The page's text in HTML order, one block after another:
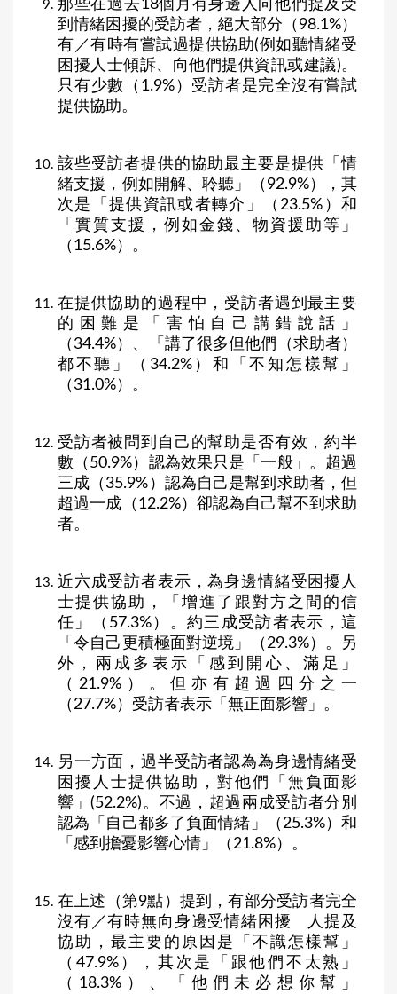
那些在過去18個月有身邊人向他們提及受
到情緒困擾的受訪者，絕大部分（98.1%）
有／有時有嘗試過提供協助(例如聽情緒受
困擾人士傾訴、向他們提供資訊或建議)。
只有少數（1.9%）受訪者是完全沒有嘗試
提供協助。
該些受訪者提供的協助最主要是提供「情
緒支援，例如開解、聆聽」（92.9%），其
次是「提供資訊或者轉介」（23.5%）和
「實質支援，例如金錢、物資援助等」
（15.6%）。
在提供協助的過程中，受訪者遇到最主要
的困難是「害怕自己講錯說話」
（34.4%）、「講了很多但他們（求助者）
都不聽」（34.2%）和「不知怎樣幫」
（31.0%）。
受訪者被問到自己的幫助是否有效，約半
數（50.9%）認為效果只是「一般」。超過
三成（35.9%）認為自己是幫到求助者，但
超過一成（12.2%）卻認為自己幫不到求助
者。
近六成受訪者表示，為身邊情緒受困擾人
士提供協助，「增進了跟對方之間的信
任」（57.3%）。約三成受訪者表示，這
「令自己更積極面對逆境」（29.3%）。另
外，兩成多表示「感到開心、滿足」
（21.9%）。但亦有超過四分之一
（27.7%）受訪者表示「無正面影響」。
另一方面，過半受訪者認為為身邊情緒受
困擾人士提供協助，對他們「無負面影
響」(52.2%)。不過，超過兩成受訪者分別
認為「自己都多了負面情緒」（25.3%）和
「感到擔憂影響心情」（21.8%）。
在上述（第9點）提到，有部分受訪者完全
沒有／有時無向身邊受情緒困擾 人提及
協助，最主要的原因是「不識怎樣幫」
（47.9%），其次是「跟他們不太熟」
（18.3%）、「他們未必想你幫」